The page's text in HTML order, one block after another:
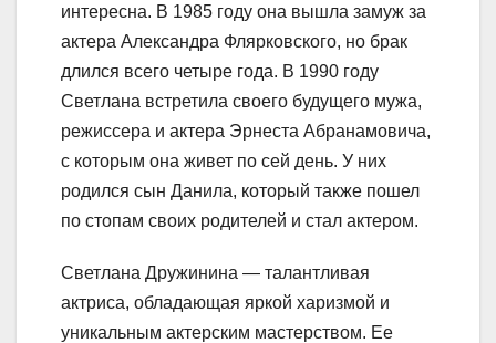
интересна. В 1985 году она вышла замуж за
актера Александра Флярковского, но брак
длился всего четыре года. В 1990 году
Светлана встретила своего будущего мужа,
режиссера и актера Эрнеста Абранамовича,
с которым она живет по сей день. У них
родился сын Данила, который также пошел
по стопам своих родителей и стал актером.
Светлана Дружинина — талантливая
актриса, обладающая яркой харизмой и
уникальным актерским мастерством. Ее